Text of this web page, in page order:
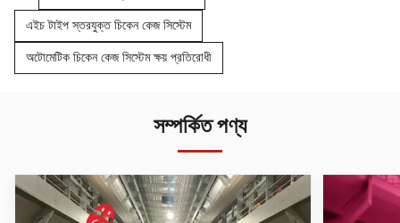
এইচ টাইপ স্তরযুক্ত চিকেন কেজ সিস্টেম
অটোমেটিক চিকেন কেজ সিস্টেম ক্ষয় প্রতিরোধী
সম্পর্কিত পণ্য